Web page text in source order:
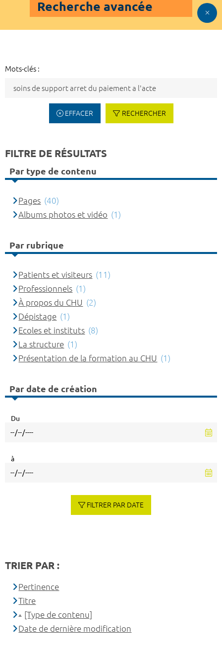
Recherche avancée
Mots-clés :
EFFACER RECHERCHER
FILTRE DE RÉSULTATS
Par type de contenu
Pages (40)
Albums photos et vidéo (1)
Par rubrique
Patients et visiteurs (11)
Professionnels (1)
À propos du CHU (2)
Dépistage (1)
Ecoles et instituts (8)
La structure (1)
Présentation de la formation au CHU (1)
Par date de création
Du
à
FILTRER PAR DATE
TRIER PAR :
Pertinence
Titre
[Type de contenu]
Date de dernière modification